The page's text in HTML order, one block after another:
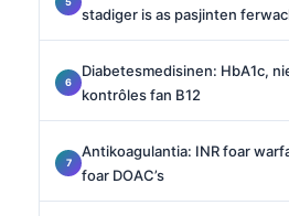
stadiger is as pasjinten
Diabetesmedisinen: HbA1c,
kontrôles fan B12
Antikoagulantia: INR foar
foar DOAC’s